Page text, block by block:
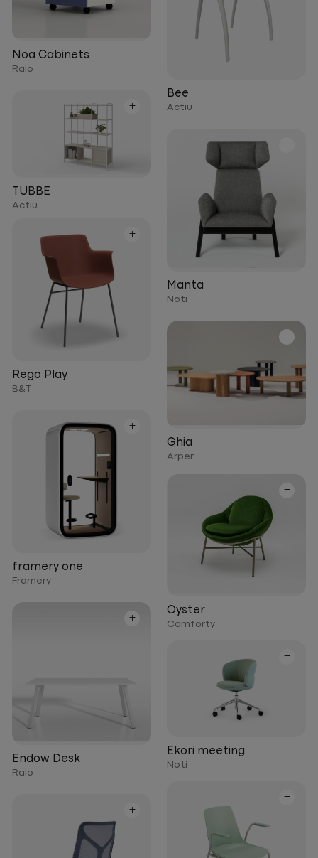
Noa Cabinets
Raio
Bee
Actiu
+
TUBBE
Actiu
+
Manta
Noti
+
Rego Play
B&T
+
Ghia
Arper
+
framery one
Framery
+
Oyster
Comforty
+
Endow Desk
Raio
+
Ekori meeting
Noti
+
+